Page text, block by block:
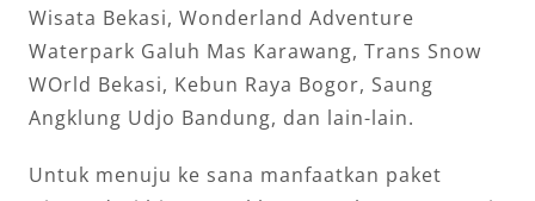
Wisata Bekasi, Wonderland Adventure
Waterpark Galuh Mas Karawang, Trans Snow
WOrld Bekasi, Kebun Raya Bogor, Saung
Angklung Udjo Bandung, dan lain-lain.
Untuk menuju ke sana manfaatkan paket